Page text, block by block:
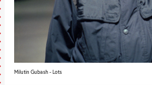
Milutin Gubash - Lots